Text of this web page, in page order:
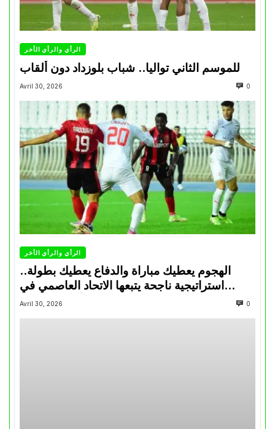
الرأي والرأي الأخر
للموسم الثاني تواليا.. شباب بلوزداد دون ألقاب
Avril 30, 2026 0
الرأي والرأي الأخر
الهجوم يعطيك مباراة والدفاع يعطيك بطولة..
استراتيجية ناجحة يتبعها الاتحاد العاصمي في
تتويجاته آخر السنوات
Avril 30, 2026 0